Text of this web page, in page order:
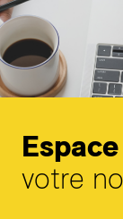
votre